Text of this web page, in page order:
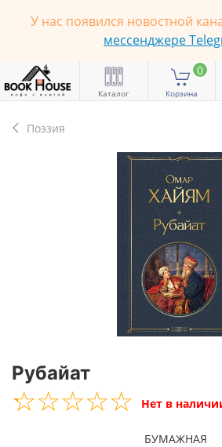
У нас появился новостной
мессенджере
Каталог
0
Корзина
Поэзия
Рубайат
☆☆☆☆☆
★★★★★ Нет в
БУМАЖНАЯ